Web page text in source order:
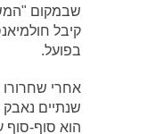
שבמקום
בפועל.
שנתיים
הוא סוף-